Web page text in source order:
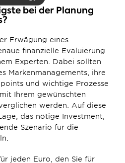
bei der Planung
Erwägung eines
finanzielle Evaluierung
Experten. Dabei sollten
Markenmanagements, ihre
und wichtige Prozesse
Ihrem gewünschten
werden. Auf diese
das nötige Investment,
Szenario für die
jeden Euro, den Sie für